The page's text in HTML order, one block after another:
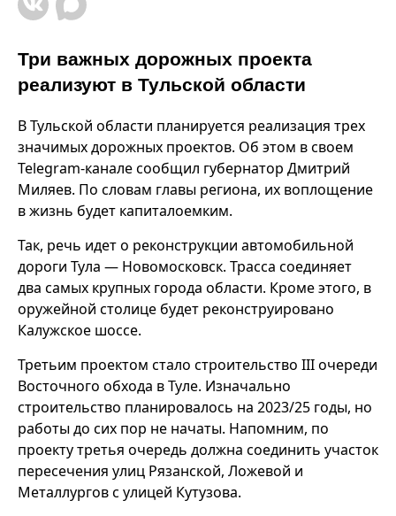
Три важных дорожных проекта
реализуют в Тульской области
В Тульской области планируется реализация трех
значимых дорожных проектов. Об этом в своем
Telegram-канале сообщил губернатор Дмитрий
Миляев. По словам главы региона, их воплощение
в жизнь будет капиталоемким.
Так, речь идет о реконструкции автомобильной
дороги Тула — Новомосковск. Трасса соединяет
два самых крупных города области. Кроме этого, в
оружейной столице будет реконструировано
Калужское шоссе.
Третьим проектом стало строительство III очереди
Восточного обхода в Туле. Изначально
строительство планировалось на 2023/25 годы, но
работы до сих пор не начаты. Напомним, по
проекту третья очередь должна соединить участок
пересечения улиц Рязанской, Ложевой и
Металлургов с улицей Кутузова.